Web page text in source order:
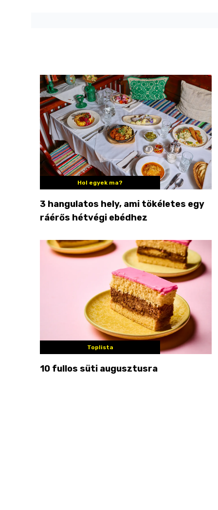
Hol egyek ma?
3 hangulatos hely, ami tökéletes egy
ráérős hétvégi ebédhez
Toplista
10 fullos süti augusztusra